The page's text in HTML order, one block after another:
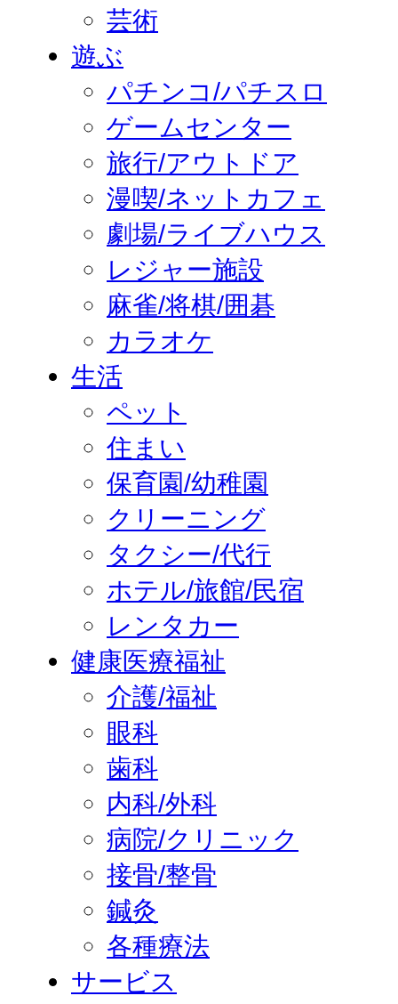
芸術
遊ぶ
パチンコ/パチスロ
ゲームセンター
旅行/アウトドア
漫喫/ネットカフェ
劇場/ライブハウス
レジャー施設
麻雀/将棋/囲碁
カラオケ
生活
ペット
住まい
保育園/幼稚園
クリーニング
タクシー/代行
ホテル/旅館/民宿
レンタカー
健康医療福祉
介護/福祉
眼科
歯科
内科/外科
病院/クリニック
接骨/整骨
鍼灸
各種療法
サービス